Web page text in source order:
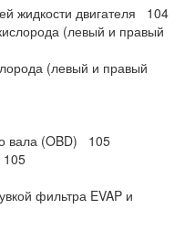
жидкости двигателя 104
(левый и правый
(левый и правый
вала (OBD) 105
105
фильтра EVAP и